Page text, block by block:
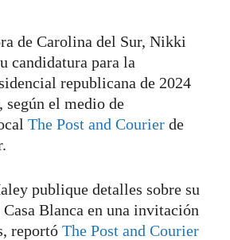
de Carolina del Sur, Nikki
candidatura para la
republicana de 2024
según el medio de
The Post and Courier de
publique detalles sobre su
Blanca en una invitación
reportó The Post and Courier